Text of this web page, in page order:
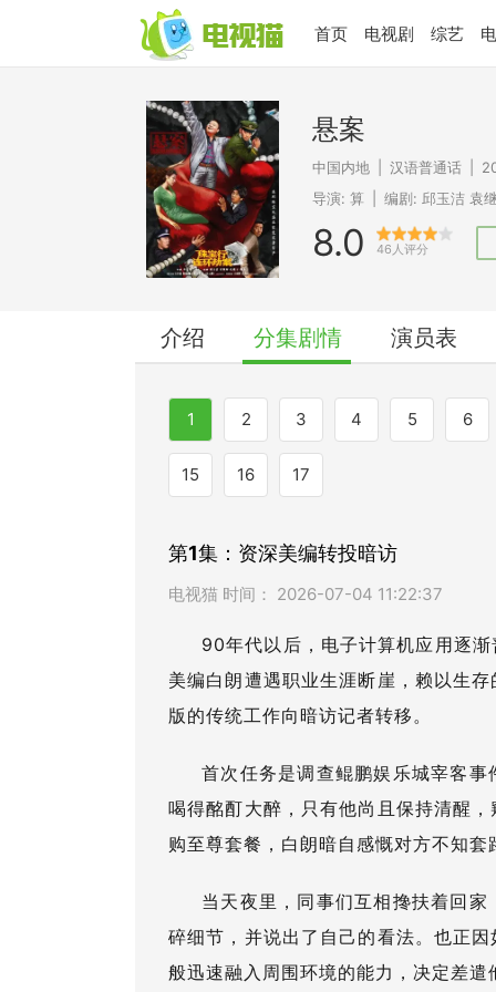
首页 电视剧 综艺
悬案
中国内地 汉语普通话
导演: 算 编剧: 邱玉洁 袁
8.0 46人评分
介绍 分集剧情 演员表
1 2 3 4 5 6
15 16 17
第1集：资深美编转投暗访
电视猫 时间： 2026-07-04 11:22:37
90年代以后，电子计算机应用逐
美编白朗遭遇职业生涯断崖，赖以生
版的传统工作向暗访记者转移。
首次任务是调查鲲鹏娱乐城宰客
喝得酩酊大醉，只有他尚且保持清醒
购至尊套餐，白朗暗自感慨对方不知
当天夜里，同事们互相搀扶着回
碎细节，并说出了自己的看法。也正
般迅速融入周围环境的能力，决定差